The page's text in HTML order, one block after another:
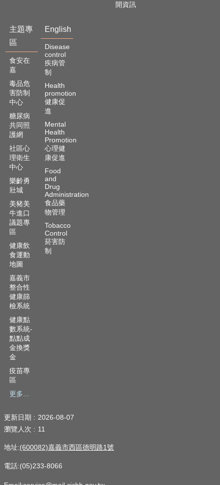
開資訊
主題專
區
食安在
嘉
毒品危
害防制
中心
糖尿病
共同照
護網
社區心
理衛生
中心
樂齡勇
壯城
美豬美
牛進口
議題專
區
健康飲
食運動
地圖
嘉義市
整合性
健康篩
檢系統
健康點
數系統-
點點成
金換獎
金
疫苗專
區
更多...
English
Disease
control
疾病管
制
Health
promotion
健康促
進
Mental
Health
Promotion
心理健
康促進
Food
and
Drug
Administration
食品藥
物管理
Tobacco
Control
菸害防
制
更新日期
2026-08-07
瀏覽人次
11
地址:(600082)嘉義市西區德明路1號
電話:(05)233-8066